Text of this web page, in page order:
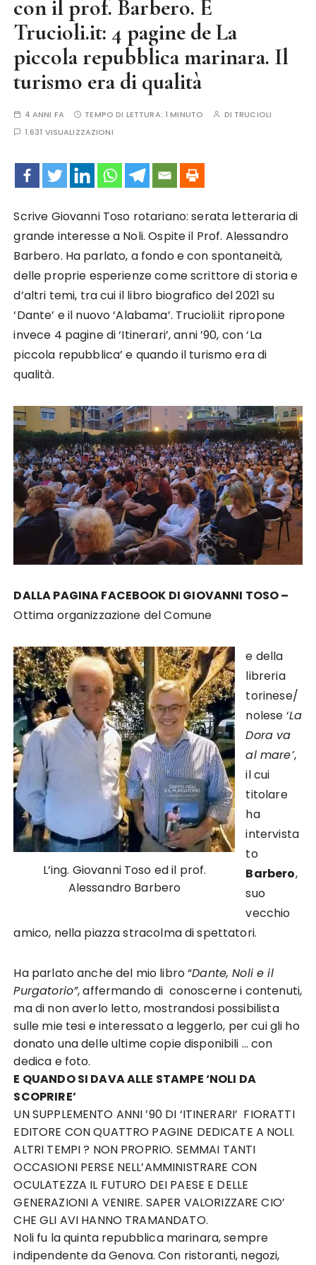
con il prof. Barbero. E
Trucioli.it: 4 pagine de La
piccola repubblica marinara. Il
turismo era di qualità
4 ANNI FA TEMPO DI LETTURA:1 MINUTO DI TRUCIOLI
1.631 VISUALIZZAZIONI
Scrive Giovanni Toso rotariano: serata letteraria di
grande interesse a Noli. Ospite il Prof. Alessandro
Barbero. Ha parlato, a fondo e con spontaneità,
delle proprie esperienze come scrittore di storia e
d’altri temi, tra cui il libro biografico del 2021 su
‘Dante’ e il nuovo ‘Alabama’. Trucioli.it ripropone
invece 4 pagine di ‘Itinerari’, anni ’90, con ‘La
piccola repubblica’ e quando il turismo era di
qualità.
DALLA PAGINA FACEBOOK DI GIOVANNI TOSO –
Ottima organizzazione del Comune
L’ing. Giovanni Toso ed il prof.
Alessandro Barbero
e della
libreria
torinese/
nolese ‘La
Dora va
al mare’,
il cui
titolare
ha
intervista
to
Barbero,
suo
vecchio
amico, nella piazza stracolma di spettatori.
Ha parlato anche del mio libro “Dante, Noli e il
Purgatorio”, affermando di conoscerne i contenuti,
ma di non averlo letto, mostrandosi possibilista
sulle mie tesi e interessato a leggerlo, per cui gli ho
donato una delle ultime copie disponibili … con
dedica e foto.
E QUANDO SI DAVA ALLE STAMPE ‘NOLI DA
SCOPRIRE’
UN SUPPLEMENTO ANNI ’90 DI ‘ITINERARI’ FIORATTI
EDITORE CON QUATTRO PAGINE DEDICATE A NOLI.
ALTRI TEMPI ? NON PROPRIO. SEMMAI TANTI
OCCASIONI PERSE NELL’AMMINISTRARE CON
OCULATEZZA IL FUTURO DEI PAESE E DELLE
GENERAZIONI A VENIRE. SAPER VALORIZZARE CIO’
CHE GLI AVI HANNO TRAMANDATO.
Noli fu la quinta repubblica marinara, sempre
indipendente da Genova. Con ristoranti, negozi,